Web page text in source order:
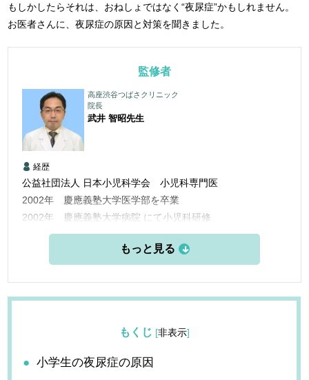
もしかしたらそれは、おねしょではなく“夜尿症”かもしれません。
お医者さんに、夜尿症の原因と対策を聞きました。
監修者
高座渋谷つばさクリニック
院長
武井 智昭先生
経歴
公益社団法人 日本小児科学会 小児科専門医
2002年 慶應義塾大学医学部を卒業
2002年 慶應義塾大学病院 にて小児科研修
2004年 立川共済病院勤務
2005年 平塚共済病院小児科医長として勤務
2012年 横浜市内のクリニックの副院長として勤務
2017年 「なごみクリニック」の院長として勤務
もくじ [非表示]
小学生の夜尿症の原因